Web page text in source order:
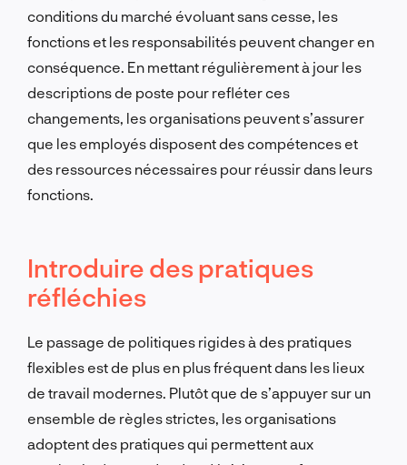
conditions du marché évoluant sans cesse, les
fonctions et les responsabilités peuvent changer en
conséquence. En mettant régulièrement à jour les
descriptions de poste pour refléter ces
changements, les organisations peuvent s’assurer
que les employés disposent des compétences et
des ressources nécessaires pour réussir dans leurs
fonctions.
Introduire des pratiques
réfléchies
Le passage de politiques rigides à des pratiques
flexibles est de plus en plus fréquent dans les lieux
de travail modernes. Plutôt que de s’appuyer sur un
ensemble de règles strictes, les organisations
adoptent des pratiques qui permettent aux